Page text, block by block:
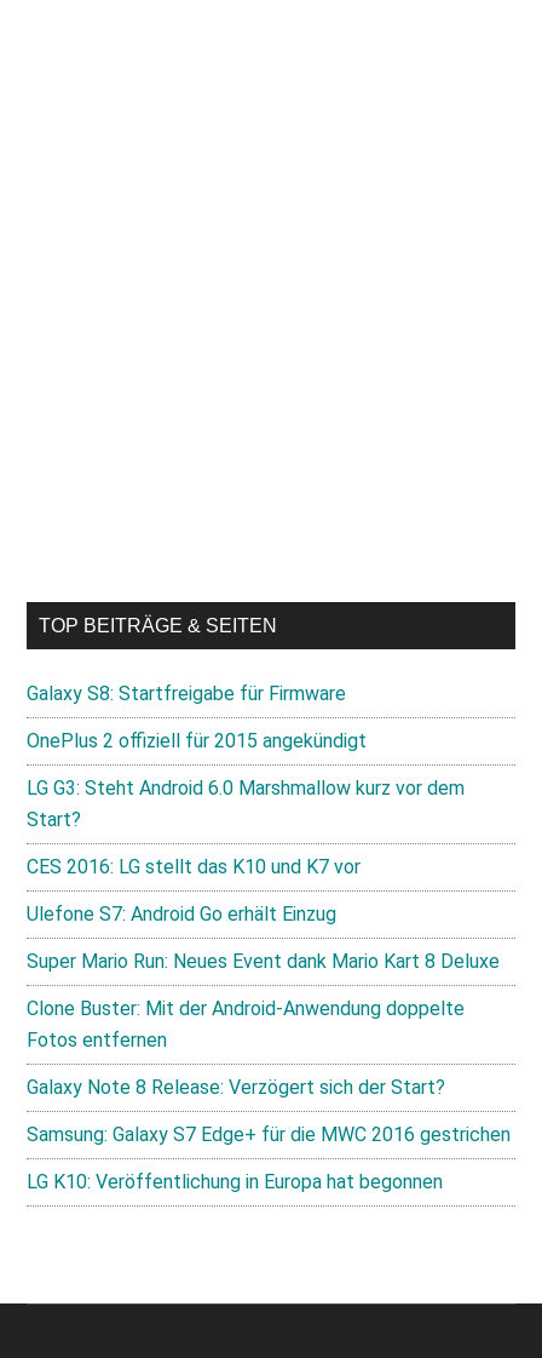
TOP BEITRÄGE & SEITEN
Galaxy S8: Startfreigabe für Firmware
OnePlus 2 offiziell für 2015 angekündigt
LG G3: Steht Android 6.0 Marshmallow kurz vor dem
Start?
CES 2016: LG stellt das K10 und K7 vor
Ulefone S7: Android Go erhält Einzug
Super Mario Run: Neues Event dank Mario Kart 8 Deluxe
Clone Buster: Mit der Android-Anwendung doppelte
Fotos entfernen
Galaxy Note 8 Release: Verzögert sich der Start?
Samsung: Galaxy S7 Edge+ für die MWC 2016 gestrichen
LG K10: Veröffentlichung in Europa hat begonnen